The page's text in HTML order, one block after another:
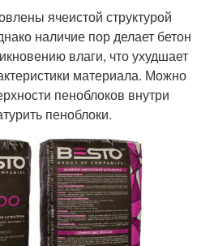
ячеистой структурой
наличие пор делает бетон
влаги, что ухудшает
материала. Можно
пеноблоков внутри
пеноблоки.